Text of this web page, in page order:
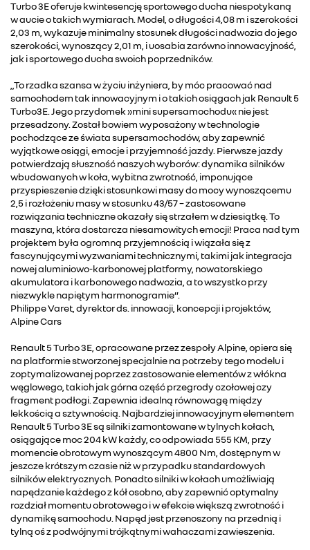
Turbo 3E oferuje kwintesencję sportowego ducha niespotykaną
w aucie o takich wymiarach. Model, o długości 4,08 m i szerokości
2,03 m, wykazuje minimalny stosunek długości nadwozia do jego
szerokości, wynoszący 2,01 m, i uosabia zarówno innowacyjność,
jak i sportowego ducha swoich poprzedników.
„To rzadka szansa w życiu inżyniera, by móc pracować nad
samochodem tak innowacyjnym i o takich osiągach jak Renault 5
Turbo3E. Jego przydomek »mini supersamochodu« nie jest
przesadzony. Został bowiem wyposażony w technologie
pochodzące ze świata supersamochodów, aby zapewnić
wyjątkowe osiągi, emocje i przyjemność jazdy. Pierwsze jazdy
potwierdzają słuszność naszych wyborów: dynamika silników
wbudowanych w koła, wybitna zwrotność, imponujące
przyspieszenie dzięki stosunkowi masy do mocy wynoszącemu
2,5 i rozłożeniu masy w stosunku 43/57 – zastosowane
rozwiązania techniczne okazały się strzałem w dziesiątkę. To
maszyna, która dostarcza niesamowitych emocji! Praca nad tym
projektem była ogromną przyjemnością i wiązała się z
fascynującymi wyzwaniami technicznymi, takimi jak integracja
nowej aluminiowo-karbonowej platformy, nowatorskiego
akumulatora i karbonowego nadwozia, a to wszystko przy
niezwykle napiętym harmonogramie”.
Philippe Varet, dyrektor ds. innowacji, koncepcji i projektów,
Alpine Cars
Renault 5 Turbo 3E, opracowane przez zespoły Alpine, opiera się
na platformie stworzonej specjalnie na potrzeby tego modelu i
zoptymalizowanej poprzez zastosowanie elementów z włókna
węglowego, takich jak górna część przegrody czołowej czy
fragment podłogi. Zapewnia idealną równowagę między
lekkością a sztywnością. Najbardziej innowacyjnym elementem
Renault 5 Turbo 3E są silniki zamontowane w tylnych kołach,
osiągające moc 204 kW każdy, co odpowiada 555 KM, przy
momencie obrotowym wynoszącym 4800 Nm, dostępnym w
jeszcze krótszym czasie niż w przypadku standardowych
silników elektrycznych. Ponadto silniki w kołach umożliwiają
napędzanie każdego z kół osobno, aby zapewnić optymalny
rozdział momentu obrotowego i w efekcie większą zwrotność i
dynamikę samochodu. Napęd jest przenoszony na przednią i
tylną oś z podwójnymi trójkątnymi wahaczami zawieszenia.